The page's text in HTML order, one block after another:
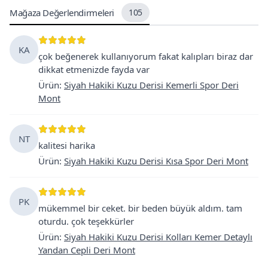
Mağaza Değerlendirmeleri 105
KA
çok beğenerek kullanıyorum fakat kalıpları biraz dar
dikkat etmenizde fayda var
Ürün: Siyah Hakiki Kuzu Derisi Kemerli Spor Deri
Mont
NT
kalitesi harika
Ürün: Siyah Hakiki Kuzu Derisi Kısa Spor Deri Mont
PK
mükemmel bir ceket. bir beden büyük aldım. tam
oturdu. çok teşekkürler
Ürün: Siyah Hakiki Kuzu Derisi Kolları Kemer Detaylı
Yandan Cepli Deri Mont